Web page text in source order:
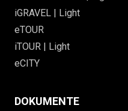
iGRAVEL | Light
eTOUR
iTOUR | Light
eCITY
DOKUMENTE